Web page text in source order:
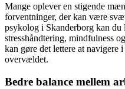
Mange oplever en stigende
forventninger, der kan være
psykolog i Skanderborg kan
stresshåndtering, mindfulness
kan gøre det lettere at navigere
overvældet.
Bedre balance mellem